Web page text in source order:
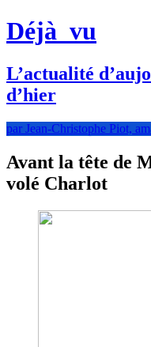
Déjà vu
L’actualité
d’hier
par Jean-Christophe Piot,
Avant la tête de
volé Charlot